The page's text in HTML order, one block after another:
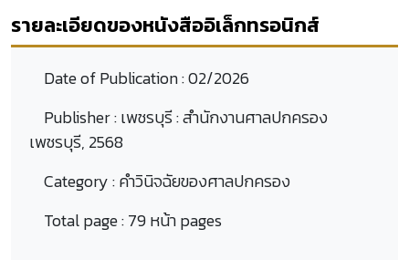
รายละเอียดของหนังสืออิเล็กทรอนิกส์
Date of Publication :02/2026
Publisher :เพชรบุรี : สำนักงานศาลปกครอง
เพชรบุรี, 2568
Category :คำวินิจฉัยของศาลปกครอง
Total page :79 หน้า pages